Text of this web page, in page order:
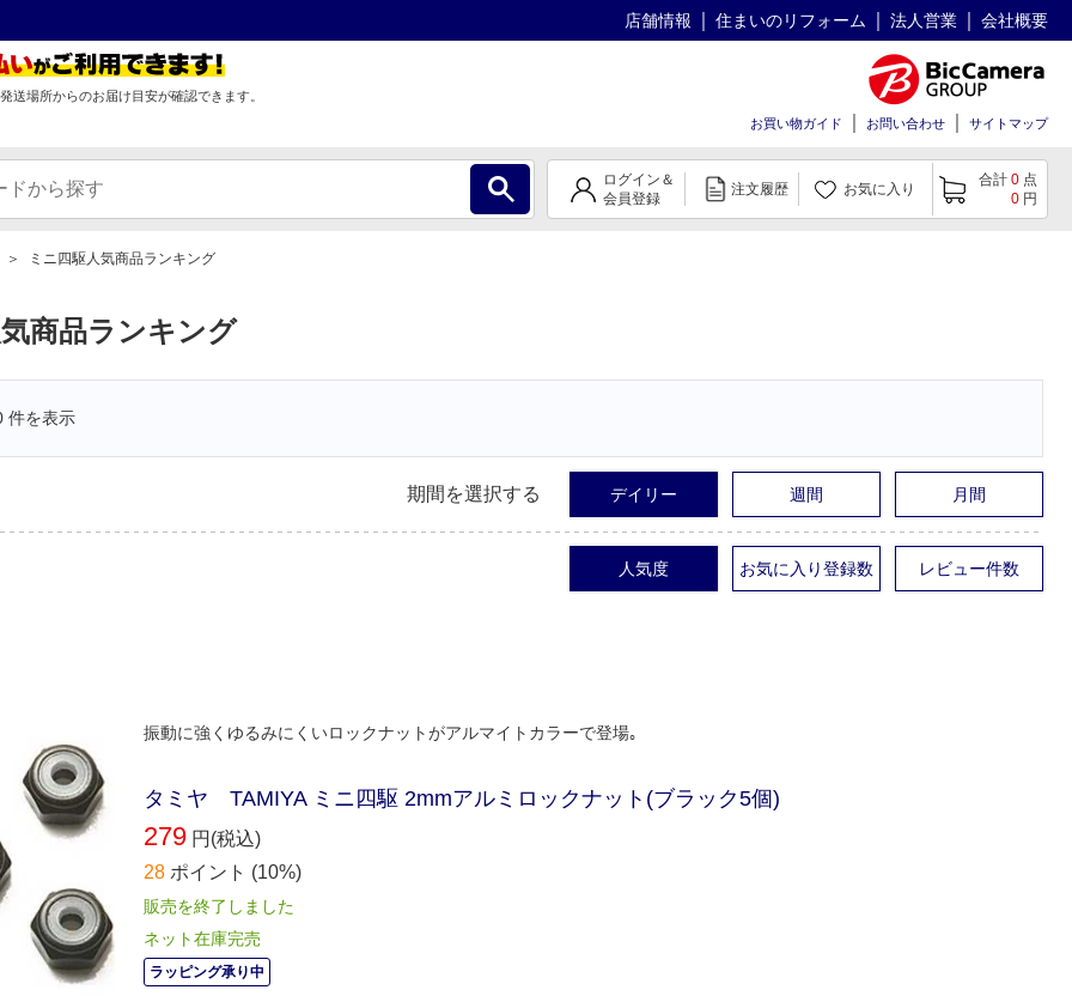
店舗情報 住まいのリフォーム 法人営業 会社概要
送場所からのお届け目安が確認できます。
お買い物ガイド
お問い合わせ サイトマップ
ログイン＆
会員登録
注文履歴 お気に入り
合計 0 点
0 円
ミニ四駆人気商品ランキング
商品ランキング
件を表示
期間を選択する デイリー 週間 月間
人気度 お気に入り登録数 レビュー件数
振動に強くゆるみにくいロックナットがアルマイトカラーで登場｡
タミヤ TAMIYA ミニ四駆 2mmアルミロックナット(ブラック5個)
279 円(税込)
28 ポイント (10%)
販売を終了しました
ネット在庫完売
ラッピング承り中